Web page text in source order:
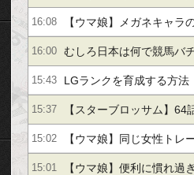
グ］-
株
FX
競
馬
パ
公開！月利10％の投資手
16:08 【ウマ娘】メガネキャラ
についてどう思う？
16:00 むしろ日本は何で競馬バ
だろ
15:43 LGランクを育成する方法
15:37 【スターブロッサム】
トセオー編始まるか？
15:02 【ウマ娘】同じ女性トレ
対比が美しい…【スタブ
15:01 【ウマ娘】便利に慣れ